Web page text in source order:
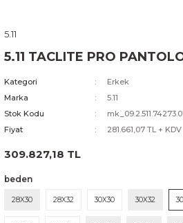
5.11
5.11 TACLITE PRO
Kategori
Erkek
Marka
5.11
Stok Kodu
Fiyat
281.661,07 TL + KDV
309.827,18 TL
beden
28X30 28X32 30X30 30X32